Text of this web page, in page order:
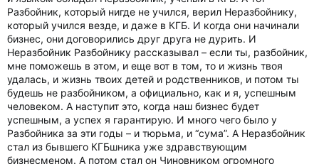
Разбойник, который нигде не учился, верил Неразбойнику,
который учился везде, и даже в КГБ. И когда они начинали
бизнес, они договорились друг друга не дурить. И
Неразбойник Разбойнику рассказывал – если ты, разбойник,
мне поможешь в этом, и еще вот в том, то и жизнь твоя
удалась, и жизнь твоих детей и родственников, и потом ты
будешь не разбойником, а официально, как и я, успешным
человеком. А наступит это, когда наш бизнес будет
успешным, а успех я гарантирую. И много чего было у
Разбойника за эти годы – и тюрьма, и “сума”. А Неразбойник
стал из бывшего КГБшника уже здравствующим
бизнесменом. А потом стал он Чиновником огромного